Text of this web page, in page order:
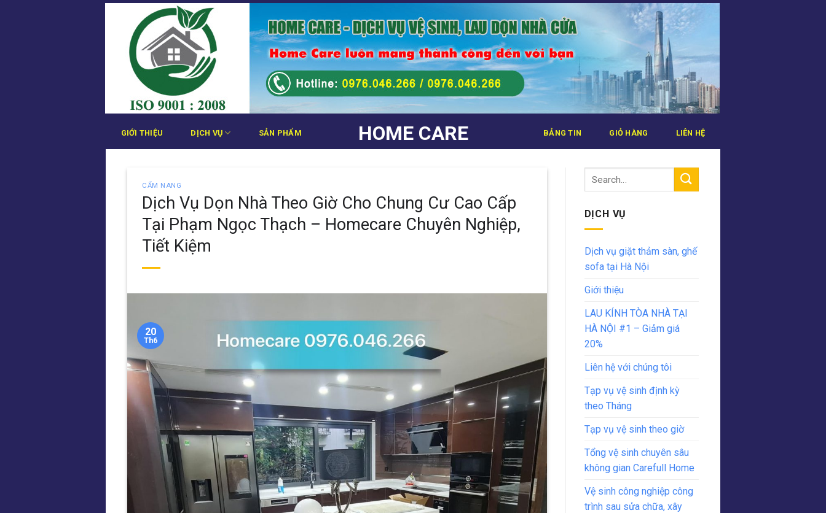
Bỏ
HOME CARE
GIỚI THIỆU DỊCH VỤ SẢN PHẨM BẢNG TIN GIỎ HÀNG LIÊN HỆ
CẨM NANG
Dịch Vụ Dọn Nhà Theo Giờ Cho Chung Cư Cao Cấp
Tại Phạm Ngọc Thạch – Homecare Chuyên Nghiệp,
Tiết Kiệm
20
Th6
DỊCH VỤ
Dịch vụ giặt thảm sàn, ghế
sofa tại Hà Nội
Giới thiệu
LAU KÍNH TÒA NHÀ TẠI
HÀ NỘI #1 – Giảm giá
20%
Liên hệ với chúng tôi
Tạp vụ vệ sinh định kỳ
theo Tháng
Tạp vụ vệ sinh theo giờ
Tổng vệ sinh chuyên sâu
không gian Carefull Home
Vệ sinh công nghiệp công
trình sau sửa chữa, xây